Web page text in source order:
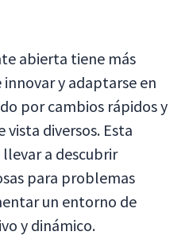
abierta tiene más
y adaptarse en
por cambios rápidos y
diversos. Esta
a descubrir
para problemas
un entorno de
y dinámico.